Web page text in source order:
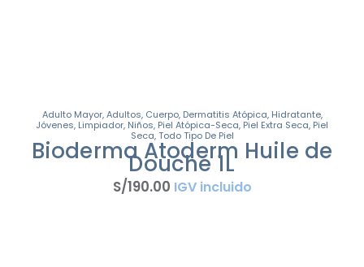
Adulto Mayor,Adultos, Cuerpo, Dermatitis Atópica, Hidratante,
Jóvenes, Limpiador, Niños, Piel Atópica-Seca, Piel Extra Seca, Piel
Seca,Todo Tipo De Piel
Bioderma Atoderm Huile de
Douche 1L
S/190.00 IGV incluido